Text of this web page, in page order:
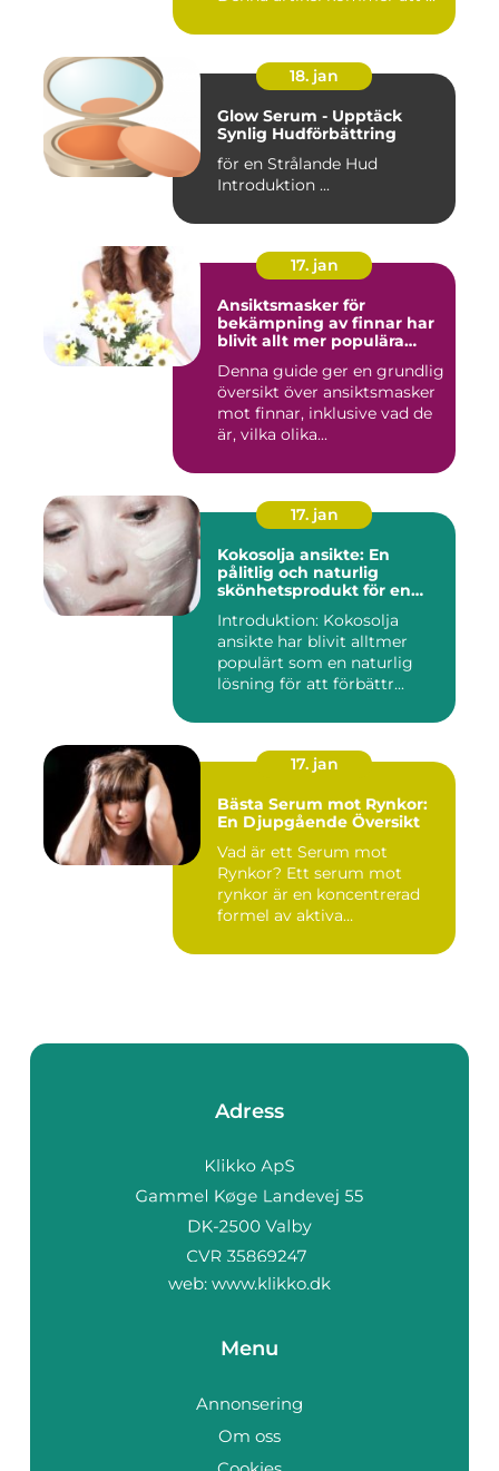
18. jan
Glow Serum - Upptäck
Synlig Hudförbättring
för en Strålande Hud
Introduktion ...
17. jan
Ansiktsmasker för
bekämpning av finnar har
blivit allt mer populära
Denna guide ger en grundlig
översikt över ansiktsmasker
mot finnar, inklusive vad de
är, vilka olika...
17. jan
Kokosolja ansikte: En
pålitlig och naturlig
skönhetsprodukt för en
Introduktion: Kokosolja
ansikte har blivit alltmer
populärt som en naturlig
lösning för att förbättr...
17. jan
Bästa Serum mot Rynkor:
En Djupgående Översikt
Vad är ett Serum mot
Rynkor? Ett serum mot
rynkor är en koncentrerad
formel av aktiva
Adress
web: www.klikko.dk
Menu
Annonsering
Om oss